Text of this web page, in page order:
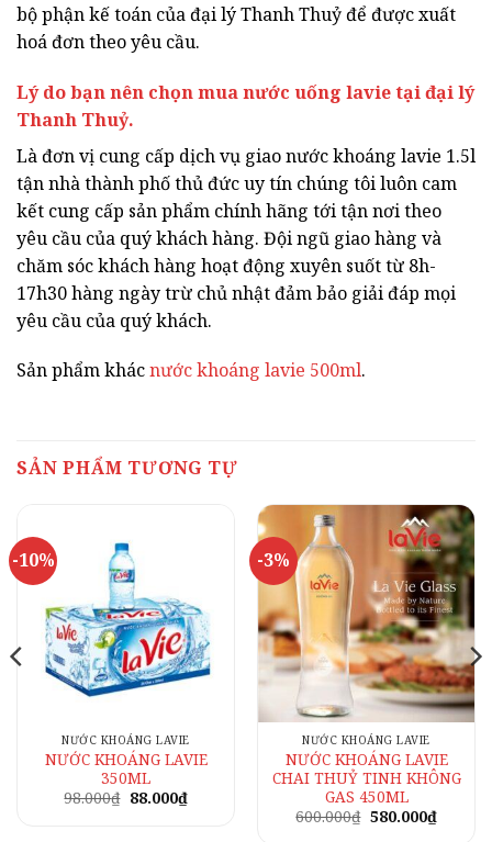
bộ phận kế toán của đại lý Thanh Thuỷ để được xuất
hoá đơn theo yêu cầu.
Lý do bạn nên chọn mua nước uống lavie tại đại lý
Thanh Thuỷ.
Là đơn vị cung cấp dịch vụ giao nước khoáng lavie 1.5l
tận nhà thành phố thủ đức uy tín chúng tôi luôn cam
kết cung cấp sản phẩm chính hãng tới tận nơi theo
yêu cầu của quý khách hàng. Đội ngũ giao hàng và
chăm sóc khách hàng hoạt động xuyên suốt từ 8h-
17h30 hàng ngày trừ chủ nhật đảm bảo giải đáp mọi
yêu cầu của quý khách.
Sản phẩm khácnước khoáng lavie 500ml.
SẢN PHẨM TƯƠNG TỰ
-10%
NƯỚC KHOÁNG LAVIE
NƯỚC KHOÁNG LAVIE
350ML
98.000₫ Giá
88.000₫Giá
hiện
-3%
NƯỚC KHOÁNG LAVIE
NƯỚC KHOÁNG LAVIE
CHAI THUỶ TINH KHÔNG
GAS 450ML
600.000₫ Giá
580.000₫Giá
hiện